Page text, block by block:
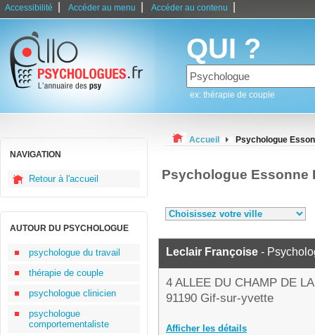
Accessibilité Accéder au menu Accéder au contenu
QUI ?
ex: thérapie de couple
NAVIGATION
Retour à l'accueil
AUTOUR DU PSYCHOLOGUE
psychologue du travail
thérapie de couple
psychologue clinicien
psychologue
comportementaliste
Accueil Psychologue
Psychologue Essonne
Leclair Françoise -
4 ALLEE DU CHAMP DE
91190 Gif-sur-yvette
Afficher les détails